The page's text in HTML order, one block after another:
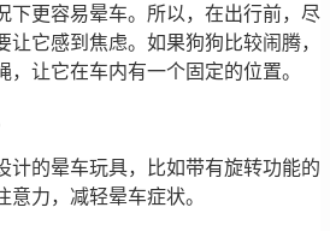
下更容易晕车。所以，在出行前，尽
让它感到焦虑。如果狗狗比较闹腾，
，让它在车内有一个固定的位置。
计的晕车玩具，比如带有旋转功能的
力，减轻晕车症状。